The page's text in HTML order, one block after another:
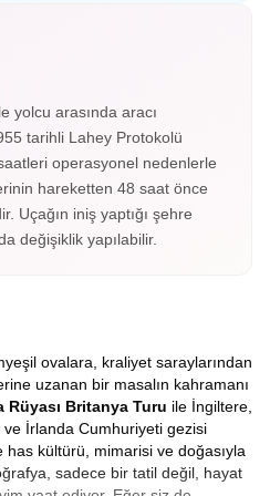
yapıyor. Eşsiz İngiliz
şehirlerden.
yolcu arasında aracı
tarihli Lahey Protokolü
operasyonel nedenlerle
hareketten 48 saat önce
Uçağın iniş yaptığı şehre
değişiklik yapılabilir.
ovalara, kraliyet saraylarından
uzanan bir masalın kahramanı
Rüyası Britanya Turu ile İngiltere,
İrlanda Cumhuriyeti gezisi
has kültürü, mimarisi ve doğasıyla
sadece bir tatil değil, hayat